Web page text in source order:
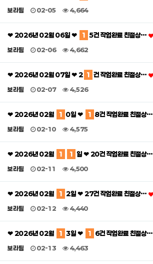
보라팀 02-05 4,664
❤ 2026년 02월 06일 ❤ 1 5건 작업완료 친절상…
보라팀 02-06 4,662
❤ 2026년 02월 07일 ❤ 2 1 건 작업완료 친절상…
보라팀 02-07 4,526
❤ 2026년 02월 1 0일 ❤ 1 8건 작업완료 친절상…
보라팀 02-10 4,575
❤ 2026년 02월 1 1 일 ❤ 20건 작업완료 친절상…
보라팀 02-11 4,500
❤ 2026년 02월 1 2일 ❤ 27건 작업완료 친절상…
보라팀 02-12 4,440
❤ 2026년 02월 1 3일 ❤ 1 6건 작업완료 친절상…
보라팀 02-13 4,463